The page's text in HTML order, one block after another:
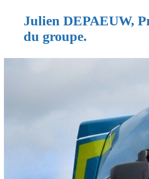
Julien DEPAEUW,
du groupe.